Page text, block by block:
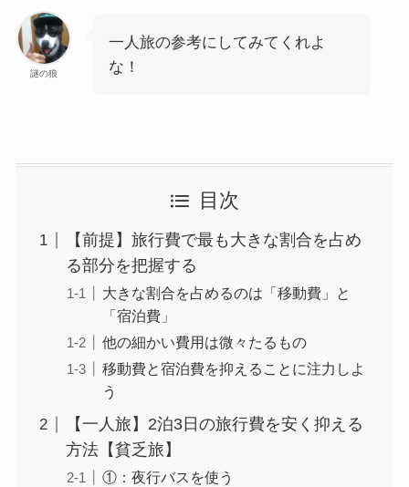
謎の狼
一人旅の参考にしてみてくれよ
な！
目次
【前提】旅行費で最も大きな割合を占め
る部分を把握する
大きな割合を占めるのは「移動費」と
「宿泊費」
他の細かい費用は微々たるもの
移動費と宿泊費を抑えることに注力しよ
う
【一人旅】2泊3日の旅行費を安く抑える
方法【貧乏旅】
①：夜行バスを使う